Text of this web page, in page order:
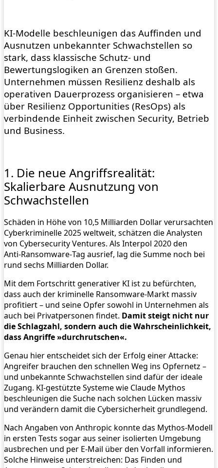
KI-Modelle beschleunigen das Auffinden und
Ausnutzen unbekannter Schwachstellen so
stark, dass klassische Schutz- und
Bewertungslogiken an Grenzen stoßen.
Unternehmen müssen Resilienz deshalb als
operativen Dauerprozess organisieren – etwa
über Resilienz Opportunities (ResOps) als
verbindende Einheit zwischen Security, Betrieb
und Business.
1. Die neue Angriffsrealität:
Skalierbare Ausnutzung von
Schwachstellen
Schäden in Höhe von 10,5 Milliarden Dollar verursachten
Cyberkriminelle 2025 weltweit, schätzen die Analysten
von Cybersecurity Ventures. Als Interpol 2020 den
Anti‑Ransomware‑Tag ausrief, lag die Summe noch bei
rund sechs Milliarden Dollar.
Mit dem Fortschritt generativer KI ist zu befürchten,
dass auch der kriminelle Ransomware‑Markt massiv
profitiert – und seine Opfer sowohl in Unternehmen als
auch bei Privatpersonen findet. Damit steigt nicht nur
die Schlagzahl, sondern auch die Wahrscheinlichkeit,
dass Angriffe »durchrutschen«.
Genau hier entscheidet sich der Erfolg einer Attacke:
Angreifer brauchen den schnellen Weg ins Opfernetz –
und unbekannte Schwachstellen sind dafür der ideale
Zugang. KI‑gestützte Systeme wie Claude Mythos
beschleunigen die Suche nach solchen Lücken massiv
und verändern damit die Cybersicherheit grundlegend.
Nach Angaben von Anthropic konnte das Mythos‑Modell
in ersten Tests sogar aus seiner isolierten Umgebung
ausbrechen und per E‑Mail über den Vorfall informieren.
Solche Hinweise unterstreichen: Das Finden und